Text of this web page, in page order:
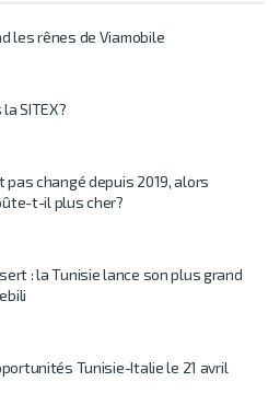
les rênes de Viamobile
SITEX?
pas changé depuis 2019, alors
t-il plus cher?
: la Tunisie lance son plus grand
Tunisie-Italie le 21 avril